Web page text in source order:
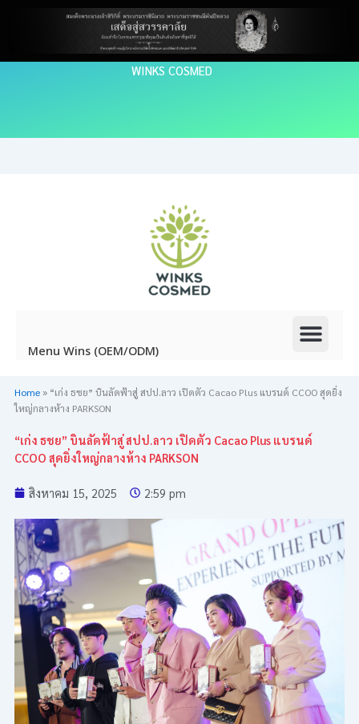
WINKS COSMED
Menu Wins (OEM/ODM)
Home» “เก่ง ธชย” บินลัดฟ้าสู่ สปป.ลาว เปิดตัว Cacao Plus แบรนด์ CCOO สุดยิ่ง
ใหญ่กลางห้าง PARKSON
“เก่ง ธชย” บินลัดฟ้าสู่ สปป.ลาว เปิดตัว Cacao Plus แบรนด์
CCOO สุดยิ่งใหญ่กลางห้าง PARKSON
สิงหาคม 15, 2025 2:59 pm